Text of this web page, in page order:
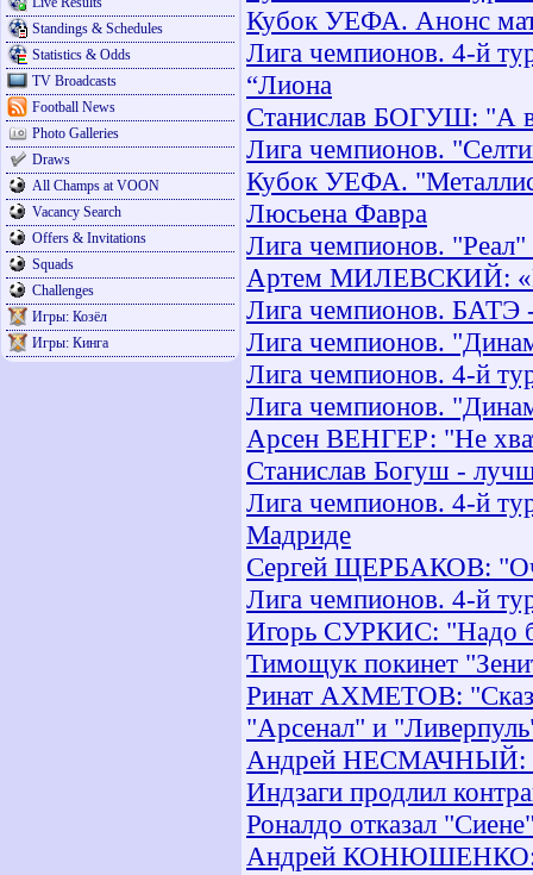
Standings & Schedules
Statistics & Odds
TV Broadcasts
Football News
Photo Galleries
Draws
All Champs at VOON
Vacancy Search
Offers & Invitations
Squads
Challenges
Игры: Козёл
Игры: Кинга
Кубок УЕФА. Анонс
Лига чемпионов. 4-й
“Лиона
Станислав БОГУШ: "А в
Лига чемпионов.
Кубок УЕФА.
Люсьена Фавра
Лига чемпионов.
Артем МИЛЕВСКИЙ:
Лига чемпионов. БАТЭ
Лига чемпионов.
Лига чемпионов. 4-й
Лига чемпионов.
Арсен ВЕНГЕР: "Не
Станислав Богуш -
Лига чемпионов. 4-й
Мадриде
Сергей ЩЕРБАКОВ:
Лига чемпионов. 4-й
Игорь СУРКИС: "Надо
Тимощук покинет
Ринат АХМЕТОВ:
"Арсенал" и
Андрей НЕСМАЧНЫЙ:
Индзаги продлил
Роналдо отказал
Андрей КОНЮШЕНКО: